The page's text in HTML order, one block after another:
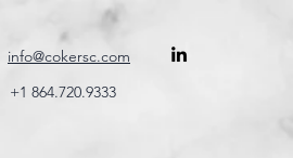
info@cokersc.com
+1 864.720.9333